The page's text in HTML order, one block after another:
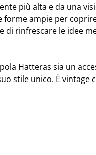
più alta e da una
forme ampie per
di rinfrescare le idee
Hatteras sia un
stile unico. È vintage